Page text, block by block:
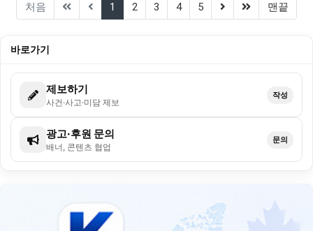
처음 1 (current)
2 3 4 5 (next)(last)맨끝
바로가기
제보하기
사건·사고·미담 제보
작성
광고·후원 문의
배너, 콘텐츠 협업
문의